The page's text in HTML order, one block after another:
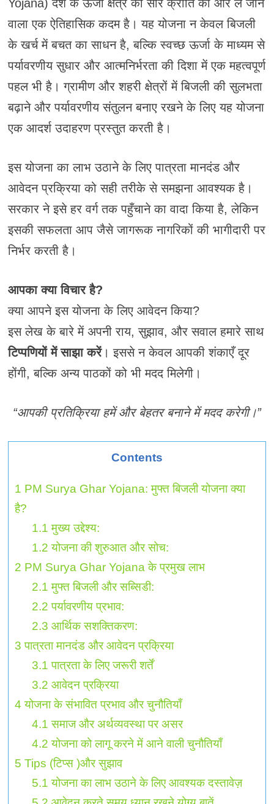
Yojana) देश के ऊर्जा क्षेत्र को सौर क्रांति की ओर ले जाने
वाला एक ऐतिहासिक कदम है। यह योजना न केवल बिजली
के खर्च में बचत का साधन है, बल्कि स्वच्छ ऊर्जा के माध्यम से
पर्यावरणीय सुधार और आत्मनिर्भरता की दिशा में एक महत्वपूर्ण
पहल भी है। ग्रामीण और शहरी क्षेत्रों में बिजली की सुलभता
बढ़ाने और पर्यावरणीय संतुलन बनाए रखने के लिए यह योजना
एक आदर्श उदाहरण प्रस्तुत करती है।
इस योजना का लाभ उठाने के लिए पात्रता मानदंड और
आवेदन प्रक्रिया को सही तरीके से समझना आवश्यक है।
सरकार ने इसे हर वर्ग तक पहुँचाने का वादा किया है, लेकिन
इसकी सफलता आप जैसे जागरूक नागरिकों की भागीदारी पर
निर्भर करती है।
आपका क्या विचार है?
क्या आपने इस योजना के लिए आवेदन किया?
इस लेख के बारे में अपनी राय, सुझाव, और सवाल हमारे साथ
टिप्पणियों में साझा करें। इससे न केवल आपकी शंकाएँ दूर
होंगी, बल्कि अन्य पाठकों को भी मदद मिलेगी।
“आपकी प्रतिक्रिया हमें और बेहतर बनाने में मदद करेगी।”
Contents
1 PM Surya Ghar Yojana: मुफ्त बिजली योजना क्या
है?
1.1 मुख्य उद्देश्य:
1.2 योजना की शुरुआत और सोच:
2 PM Surya Ghar Yojana के प्रमुख लाभ
2.1 मुफ्त बिजली और सब्सिडी:
2.2 पर्यावरणीय प्रभाव:
2.3 आर्थिक सशक्तिकरण:
3 पात्रता मानदंड और आवेदन प्रक्रिया
3.1 पात्रता के लिए जरूरी शर्तें
3.2 आवेदन प्रक्रिया
4 योजना के संभावित प्रभाव और चुनौतियाँ
4.1 समाज और अर्थव्यवस्था पर असर
4.2 योजना को लागू करने में आने वाली चुनौतियाँ
5 Tips (टिप्स )और सुझाव
5.1 योजना का लाभ उठाने के लिए आवश्यक दस्तावेज़